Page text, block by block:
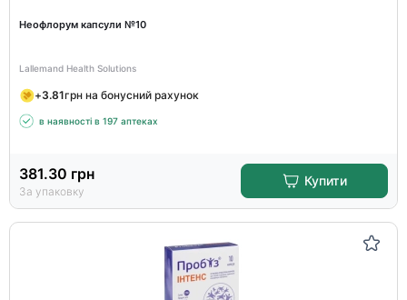
Неофлорум капсули №10
Lallemand Health Solutions
+3.81грн на бонусний рахунок
в наявності в 197 аптеках
381.30 грн
За упаковку
Купити